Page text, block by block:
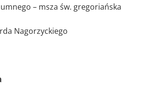
– msza św. gregoriańska
Nagorzyckiego